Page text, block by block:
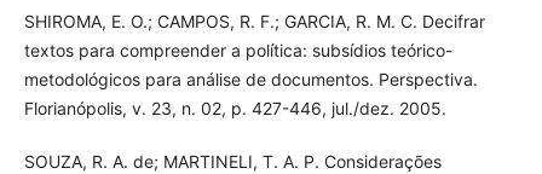
SHIROMA, E. O.; CAMPOS, R. F.; GARCIA, R. M. C. Decifrar
textos para compreender a política: subsídios teórico-
metodológicos para análise de documentos. Perspectiva.
Florianópolis, v. 23, n. 02, p. 427-446, jul./dez. 2005.
SOUZA, R. A. de; MARTINELI, T. A. P. Considerações